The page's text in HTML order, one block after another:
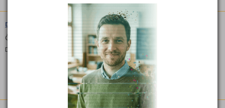
Diplomovaná všeobecná sestra (5341N11)
Čeština
Denní